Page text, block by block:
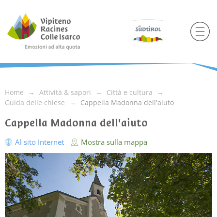
Home Attività & sapori
Città e cultura
Guida delle chiese
Cappella Madonna dell'aiuto
Cappella Madonna dell'aiuto
Al sito Internet Mostra sulla mappa